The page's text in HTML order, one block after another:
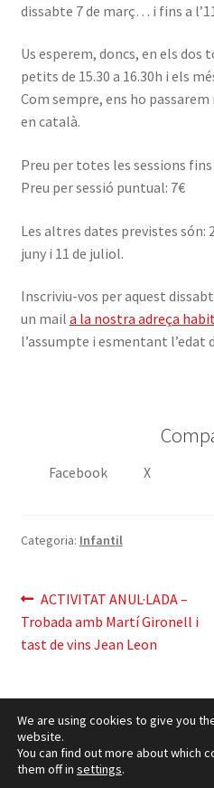
dissabte 7 de març… i fins a
Us esperem, doncs, en els dos
petits de 15.30 a 16.30h i els
Com sempre, ens ho
en català.
Preu per totes les sessions
Preu per sessió puntual: 7€
Les altres dates previstes són:
juny i 11 de juliol.
Inscriviu-vos per aquest
un mail a la nostra adreça
l’assumpte i esmentant l’edat
Facebook X
Categoria: Infantil
Navegació
d'entrades
Entrada
anterior:
ACTIVITAT ANUL·LADA –
Trobada amb Martí Gironell i
tast de vins Jean Leon
Política de cookies
We are using cookies to give you
website.
You can find out more about which
them off in settings.